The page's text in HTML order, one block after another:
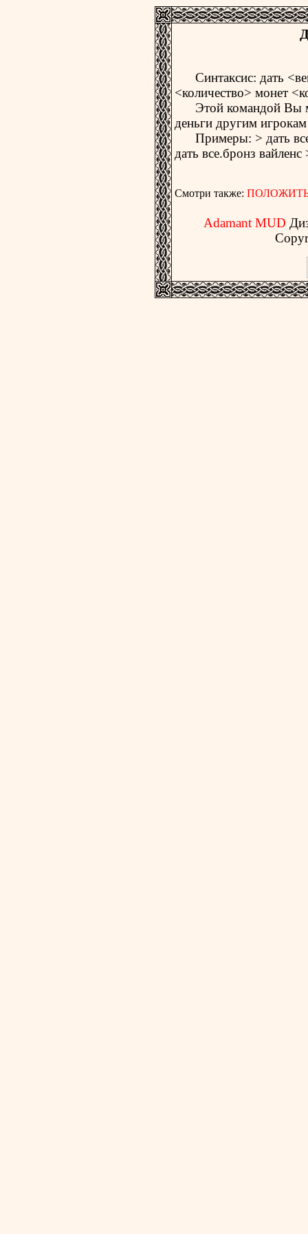
Синтаксис: дать
<количество> монет
Этой командой Вы
деньги другим
Примеры: > дать все
дать все.бронз
Смотри также:
Adamant MUD